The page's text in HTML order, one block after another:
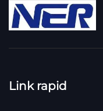
Link rapid